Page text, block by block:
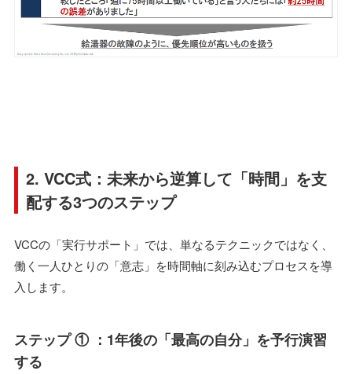
2. VCC式：未来から逆算して「時間」を支
配する3つのステップ
VCCの「実行サポート」では、単なるテクニックではなく、
働く一人ひとりの「意志」を時間軸に刻み込むプロセスを導
入します。
ステップ ① ：1年後の「最高の自分」を予行演習
する